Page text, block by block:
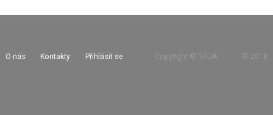
O nás Kontakty Přihlásit se Copyright © TOJA © 2018